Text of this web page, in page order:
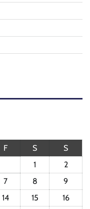
F S
S
1
2
7 8
9
14 15 16